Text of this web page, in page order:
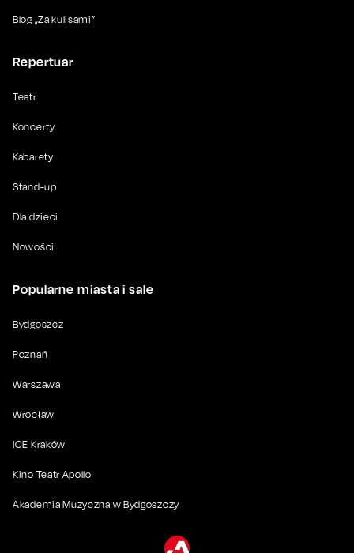
Blog „Za kulisami”
Repertuar
Teatr
Koncerty
Kabarety
Stand-up
Dla dzieci
Nowości
Popularne miasta i sale
Bydgoszcz
Poznań
Warszawa
Wrocław
ICE Kraków
Kino Teatr Apollo
Akademia Muzyczna w Bydgoszczy